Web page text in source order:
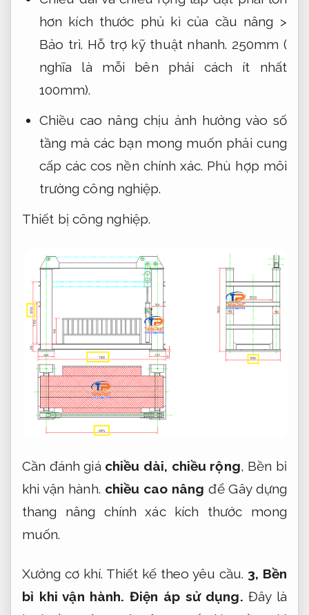
hơn kích thước phủ kì của cầu nâng >
Bảo trì. Hỗ trợ kỹ thuật nhanh. 250mm (
nghĩa là mỗi bên phải cách ít nhất
100mm).
Chiều cao nâng chịu ảnh hưởng vào số
tầng mà các bạn mong muốn phải cung
cấp các cos nền chính xác. Phù hợp môi
trường công nghiệp.
Thiết bị công nghiệp.
Cần đánh giá chiều dài, chiều rộng, Bền bỉ
khi vận hành. chiều cao nâng để Gây dựng
thang nâng chính xác kích thước mong
muốn.
Xưởng cơ khí. Thiết kế theo yêu cầu. 3, Bền
bỉ khi vận hành. Điện áp sử dụng. Đây là